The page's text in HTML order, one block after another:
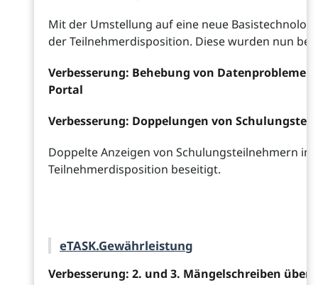
Mit der Umstellung auf eine neue
der Teilnehmerdisposition. Diese wurden nun
Verbesserung: Behebung von
Portal
Verbesserung: Doppelungen von
Doppelte Anzeigen von Schulungsteilnehmern in
Teilnehmerdisposition beseitigt.
eTASK.Gewährleistung
Verbesserung: 2. und 3. Mängelschreiben